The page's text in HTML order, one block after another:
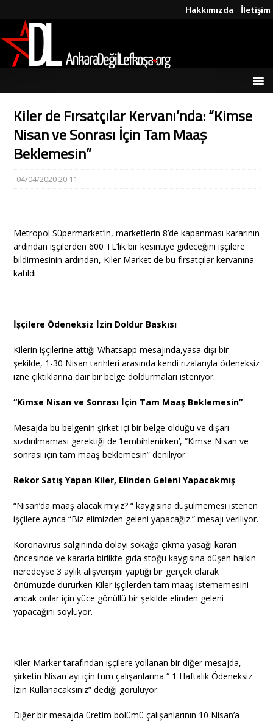
Hakkımızda İletişim
Kiler de Fırsatçılar Kervanı’nda: “Kimse
Nisan ve Sonrası İçin Tam Maaş
Beklemesin”
04/04/2020 20:11
Metropol Süpermarket’in, marketlerin 8’de kapanması kararının
ardından işçilerden 600 TL’lik bir kesintiye gideceğini işçilere
bildirmesinin ardından, Kiler Market de bu fırsatçılar kervanına
katıldı.
İşçilere Ödeneksiz İzin Doldur Baskısı
Kilerin işçilerine attığı Whatsapp mesajında,yasa dışı bir
şekilde, 1-30 Nisan tarihleri arasında kendi rızalarıyla ödeneksiz
izne çıktıklarına dair bir belge doldurmaları isteniyor.
“Kimse Nisan ve Sonrası İçin Tam Maaş Beklemesin”
Mesajda bu belgenin şirket içi bir belge olduğu ve dışarı
sızdırılmaması gerektiği de ‘tembihlenirken’, “Kimse Nisan ve
sonrası için tam maaş beklemesin” deniliyor.
Rekor Satış Yapan Kiler, Elinden Geleni Yapacakmış
“Nisan’da maaş alacak mıyız? “ kaygısına düşülmemesi istenen
işçilere ayrıca “Biz elimizden geleni yapacağız.” mesajı veriliyor.
Koronavirüs salgınında dolayı sokağa çıkma yasağı kararı
öncesinde ve kararla birlikte gıda stoğu kaygısına düşen halkın
neredeyse 3 aylık alışverişini yaptığı bir gerçek olarak
önümüzde dururken Kiler işçilerden tam maaş istememesini
ancak onlar için yüce gönüllü bir şekilde elinden geleni
yapacağını söylüyor.
Kiler Marker tarafından işçilere yollanan bir diğer mesajda,
şirketin Nisan ayı için tüm çalışanlarına “ 1 Haftalık Ödeneksiz
İzin Kullanacaksınız” dediği görülüyor.
Diğer bir mesajda üretim bölümü çalışanlarının 10 Nisan’a